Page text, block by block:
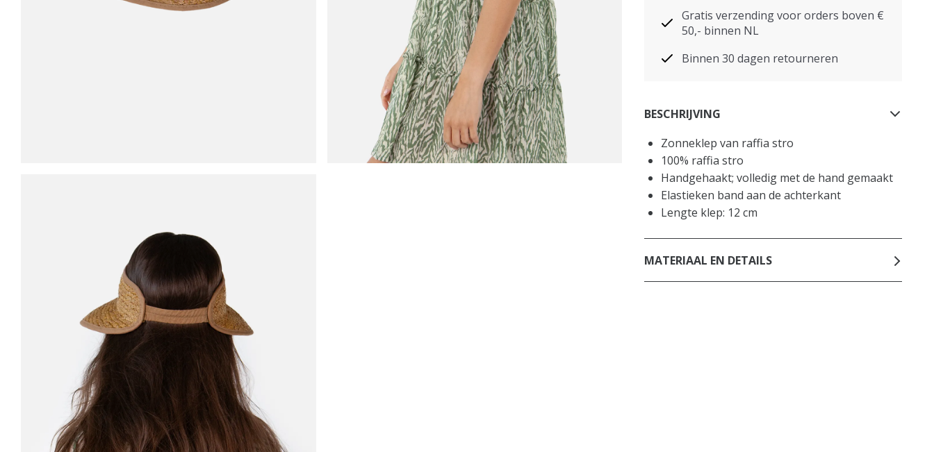
Gratis verzending voor orders boven €
50,- binnen NL
Binnen 30 dagen retourneren
BESCHRIJVING
Zonneklep van raffia stro
100% raffia stro
Handgehaakt; volledig met de hand gemaakt
Elastieken band aan de achterkant
Lengte klep: 12 cm
MATERIAAL EN DETAILS